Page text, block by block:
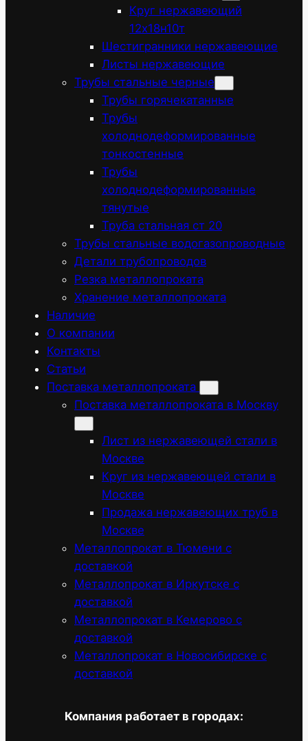
Круг нержавеющий
12х18н10т
Шестигранники нержавеющие
Листы нержавеющие
Трубы стальные черные
Трубы горячекатанные
Трубы
холоднодеформированные
тонкостенные
Трубы
холоднодеформированные
тянутые
Труба стальная ст 20
Трубы стальные водогазопроводные
Детали трубопроводов
Резка металлопроката
Хранение металлопроката
Наличие
О компании
Контакты
Статьи
Поставка металлопроката
Поставка металлопроката в Москву
Лист из нержавеющей стали в
Москве
Круг из нержавеющей стали в
Москве
Продажа нержавеющих труб в
Москве
Металлопрокат в Тюмени с
доставкой
Металлопрокат в Иркутске с
доставкой
Металлопрокат в Кемерово с
доставкой
Металлопрокат в Новосибирске с
доставкой
Компания работает в городах: